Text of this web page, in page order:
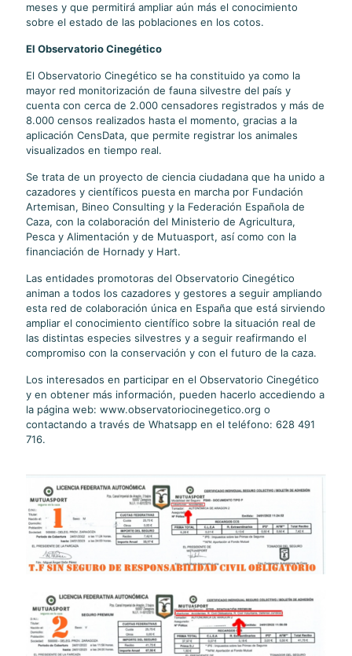
meses y que permitirá ampliar aún más el conocimiento
sobre el estado de las poblaciones en los cotos.
El Observatorio Cinegético
El Observatorio Cinegético se ha constituido ya como la
mayor red monitorización de fauna silvestre del país y
cuenta con cerca de 2.000 censadores registrados y más de
8.000 censos realizados hasta el momento, gracias a la
aplicación CensData, que permite registrar los animales
visualizados en tiempo real.
Se trata de un proyecto de ciencia ciudadana que ha unido a
cazadores y científicos puesta en marcha por Fundación
Artemisan, Bineo Consulting y la Federación Española de
Caza, con la colaboración del Ministerio de Agricultura,
Pesca y Alimentación y de Mutuasport, así como con la
financiación de Hornady y Hart.
Las entidades promotoras del Observatorio Cinegético
animan a todos los cazadores y gestores a seguir ampliando
esta red de colaboración única en España que está sirviendo
ampliar el conocimiento científico sobre la situación real de
las distintas especies silvestres y a seguir reafirmando el
compromiso con la conservación y con el futuro de la caza.
Los interesados en participar en el Observatorio Cinegético
y en obtener más información, pueden hacerlo accediendo a
la página web: www.observatoriocinegetico.org o
contactando a través de Whatsapp en el teléfono: 628 491
716.